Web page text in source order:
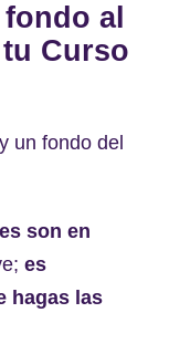
al
Curso
un fondo del
son en
es
hagas las